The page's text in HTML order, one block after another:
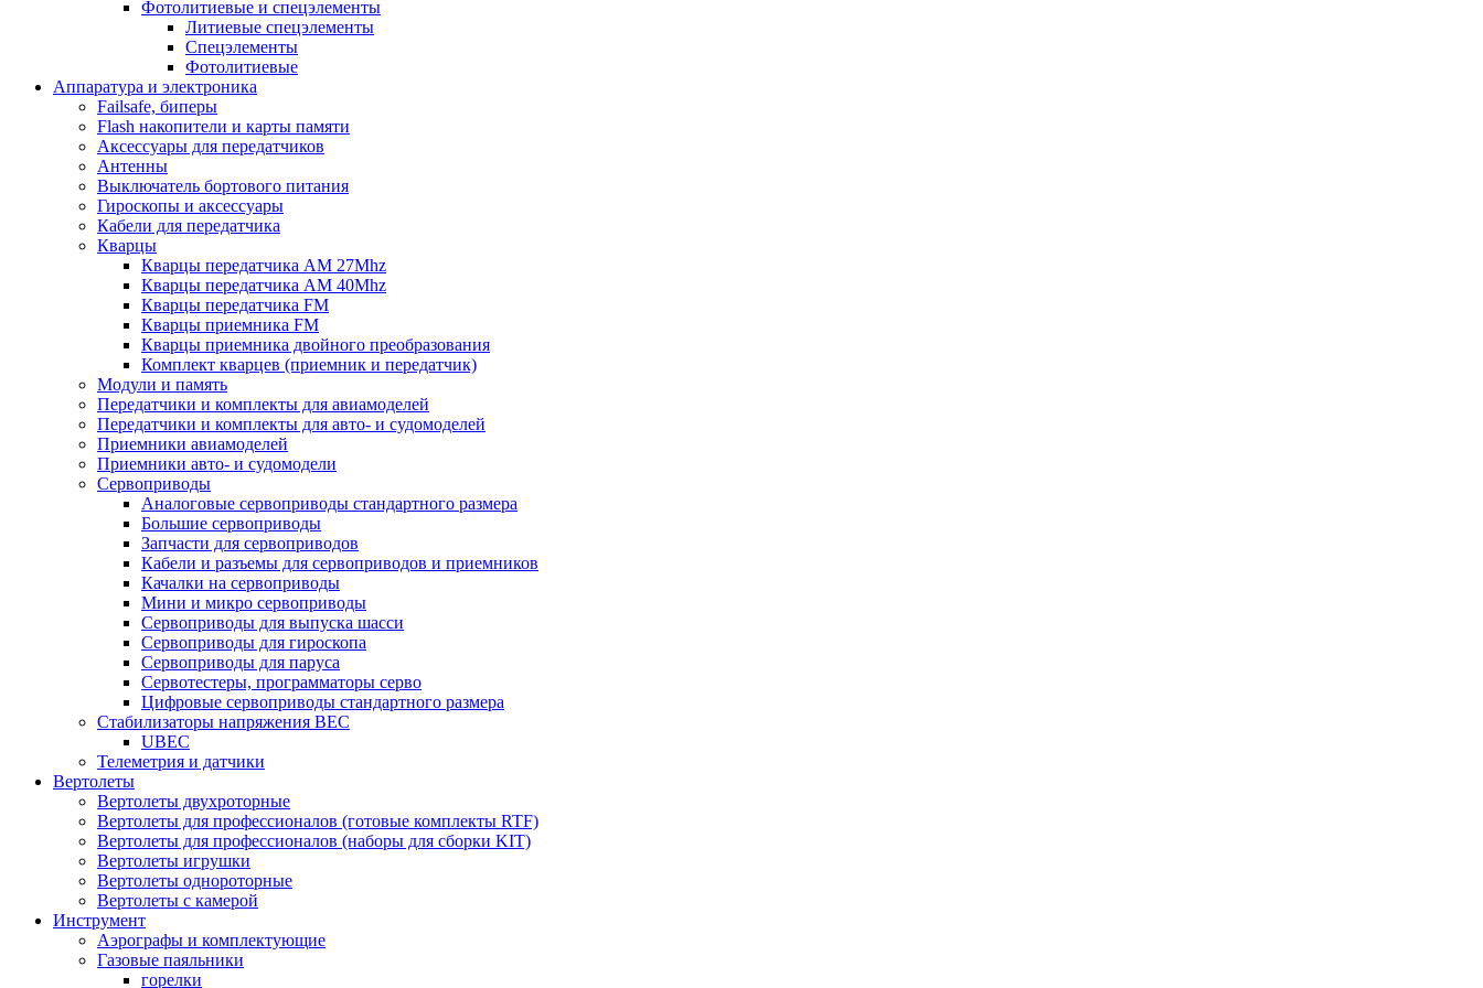
Фотолитиевые и спецэлементы
Литиевые спецэлементы
Спецэлементы
Фотолитиевые
Аппаратура и электроника
Failsafe, биперы
Flash накопители и карты памяти
Аксессуары для передатчиков
Антенны
Выключатель бортового питания
Гироскопы и аксессуары
Кабели для передатчика
Кварцы
Кварцы передатчика AM 27Mhz
Кварцы передатчика AM 40Mhz
Кварцы передатчика FM
Кварцы приемника FM
Кварцы приемника двойного преобразования
Комплект кварцев (приемник и передатчик)
Модули и память
Передатчики и комплекты для авиамоделей
Передатчики и комплекты для авто- и судомоделей
Приемники авиамоделей
Приемники авто- и судомодели
Сервоприводы
Аналоговые сервоприводы стандартного размера
Большие сервоприводы
Запчасти для сервоприводов
Кабели и разъемы для сервоприводов и приемников
Качалки на сервоприводы
Мини и микро сервоприводы
Сервоприводы для выпуска шасси
Сервоприводы для гироскопа
Сервоприводы для паруса
Сервотестеры, программаторы серво
Цифровые сервоприводы стандартного размера
Стабилизаторы напряжения BEC
UBEC
Телеметрия и датчики
Вертолеты
Вертолеты двухроторные
Вертолеты для профессионалов (готовые комплекты RTF)
Вертолеты для профессионалов (наборы для сборки KIT)
Вертолеты игрушки
Вертолеты однороторные
Вертолеты с камерой
Инструмент
Аэрографы и комплектующие
Газовые паяльники
горелки